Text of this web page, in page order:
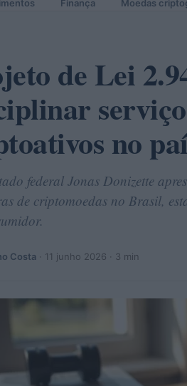
Finança Moedas
de Lei
no
federal Jonas Donizette
de criptomoedas no Brasil,
Costa · 11 junho 2026 · 3 min